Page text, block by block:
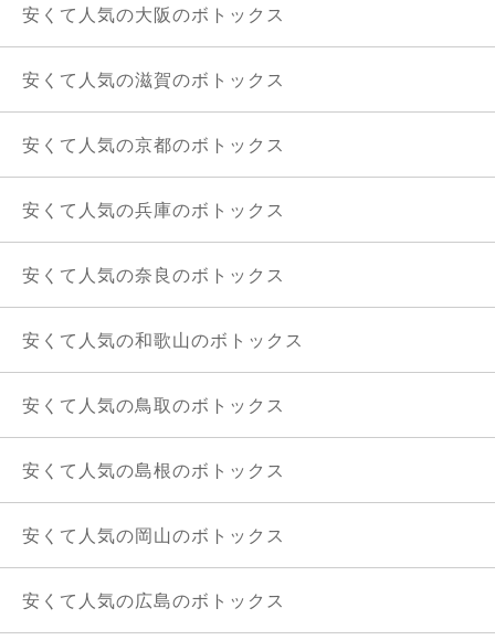
安くて人気の大阪のボトックス
安くて人気の滋賀のボトックス
安くて人気の京都のボトックス
安くて人気の兵庫のボトックス
安くて人気の奈良のボトックス
安くて人気の和歌山のボトックス
安くて人気の鳥取のボトックス
安くて人気の島根のボトックス
安くて人気の岡山のボトックス
安くて人気の広島のボトックス